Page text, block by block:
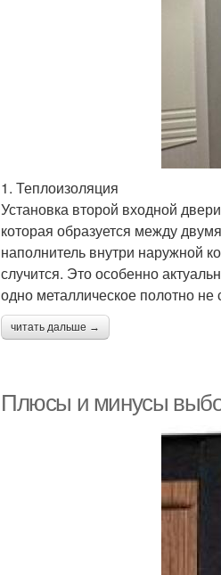
1. Теплоизоляция
Установка второй входной
которая образуется между
наполнитель внутри наружной
случится. Это особенно
одно металлическое полотно не
читать дальше →
Плюсы и минусы